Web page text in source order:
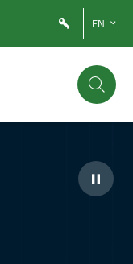
EN